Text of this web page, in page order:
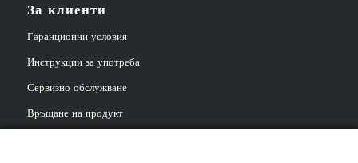
За клиенти
Гаранционни условия
Инструкции за употреба
Сервизно обслужване
Връщане на продукт